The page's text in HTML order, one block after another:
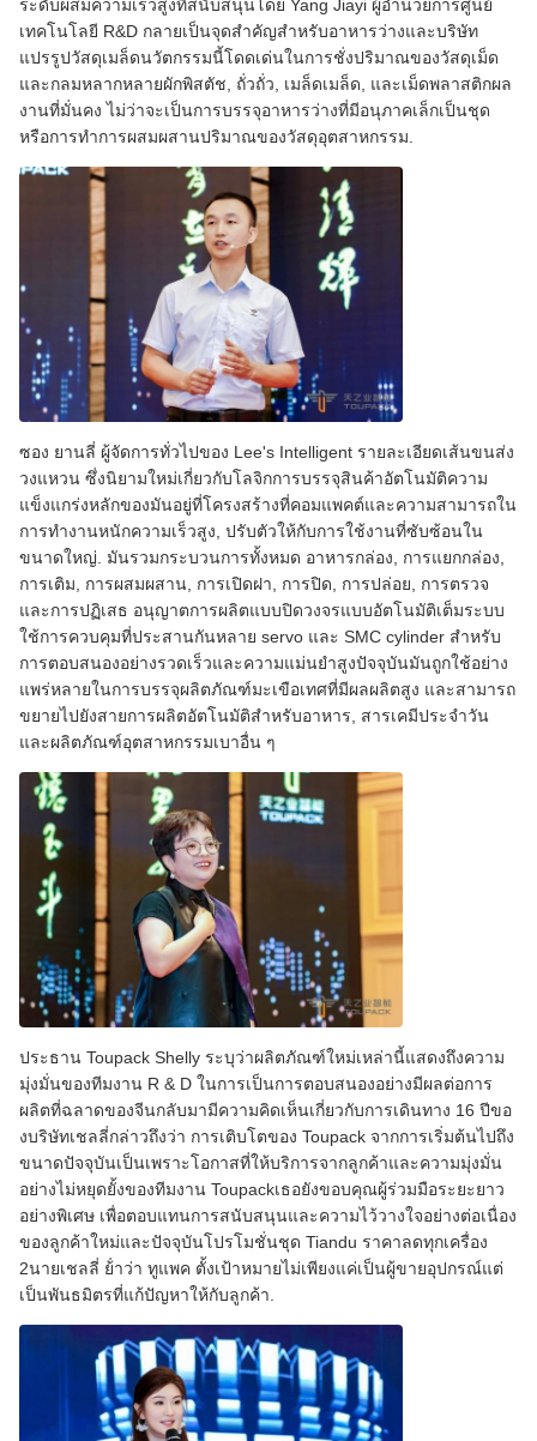
ระดับผสมความเร็วสูงที่สนับสนุนโดย Yang Jiayi ผู้อํานวยการศูนย์
เทคโนโลยี R&D กลายเป็นจุดสําคัญสําหรับอาหารว่างและบริษัท
แปรรูปวัสดุเมล็ดนวัตกรรมนี้โดดเด่นในการชั่งปริมาณของวัสดุเม็ด
และกลมหลากหลายผักพิสตัช, ถั่วถั่ว, เมล็ดเมล็ด, และเม็ดพลาสติกผล
งานที่มั่นคง ไม่ว่าจะเป็นการบรรจุอาหารว่างที่มีอนุภาคเล็กเป็นชุด
หรือการทําการผสมผสานปริมาณของวัสดุอุตสาหกรรม.
ซอง ยานลี่ ผู้จัดการทั่วไปของ Lee's Intelligent รายละเอียดเส้นขนส่ง
วงแหวน ซึ่งนิยามใหม่เกี่ยวกับโลจิกการบรรจุสินค้าอัตโนมัติความ
แข็งแกร่งหลักของมันอยู่ที่โครงสร้างที่คอมแพคต์และความสามารถใน
การทํางานหนักความเร็วสูง, ปรับตัวให้กับการใช้งานที่ซับซ้อนใน
ขนาดใหญ่. มันรวมกระบวนการทั้งหมด อาหารกล่อง, การแยกกล่อง,
การเติม, การผสมผสาน, การเปิดฝา, การปิด, การปล่อย, การตรวจ
และการปฏิเสธ อนุญาตการผลิตแบบปิดวงจรแบบอัตโนมัติเต็มระบบ
ใช้การควบคุมที่ประสานกันหลาย servo และ SMC cylinder สําหรับ
การตอบสนองอย่างรวดเร็วและความแม่นยําสูงปัจจุบันมันถูกใช้อย่าง
แพร่หลายในการบรรจุผลิตภัณฑ์มะเขือเทศที่มีผลผลิตสูง และสามารถ
ขยายไปยังสายการผลิตอัตโนมัติสําหรับอาหาร, สารเคมีประจําวัน
และผลิตภัณฑ์อุตสาหกรรมเบาอื่น ๆ
ประธาน Toupack Shelly ระบุว่าผลิตภัณฑ์ใหม่เหล่านี้แสดงถึงความ
มุ่งมั่นของทีมงาน R & D ในการเป็นการตอบสนองอย่างมีผลต่อการ
ผลิตที่ฉลาดของจีนกลับมามีความคิดเห็นเกี่ยวกับการเดินทาง 16 ปีขอ
งบริษัทเชลลี่กล่าวถึงว่า การเติบโตของ Toupack จากการเริ่มต้นไปถึง
ขนาดปัจจุบันเป็นเพราะโอกาสที่ให้บริการจากลูกค้าและความมุ่งมั่น
อย่างไม่หยุดยั้งของทีมงาน Toupackเธอยังขอบคุณผู้ร่วมมือระยะยาว
อย่างพิเศษ เพื่อตอบแทนการสนับสนุนและความไว้วางใจอย่างต่อเนื่อง
ของลูกค้าใหม่และปัจจุบันโปรโมชั่นชุด Tiandu ราคาลดทุกเครื่อง
2นายเชลลี่ ย้ําว่า ทูแพค ตั้งเป้าหมายไม่เพียงแค่เป็นผู้ขายอุปกรณ์แต่
เป็นพันธมิตรที่แก้ปัญหาให้กับลูกค้า.